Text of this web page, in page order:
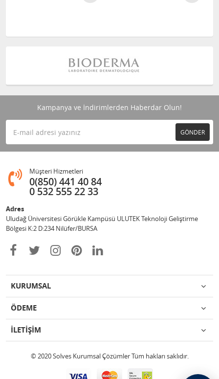
Kampanya ve İndirimlerden Haberdar Olun!
GÖNDER
Müşteri Hizmetleri
0(850) 441 40 84
0 532 555 22 33
Adres
Uludağ Üniversitesi Görükle Kampüsü ULUTEK Teknoloji Geliştirme
Bölgesi K:2 D:234 Nilüfer/BURSA
KURUMSAL
ÖDEME
İLETİŞİM
© 2020 Solves Kurumsal Çözümler Tüm hakları saklıdır.